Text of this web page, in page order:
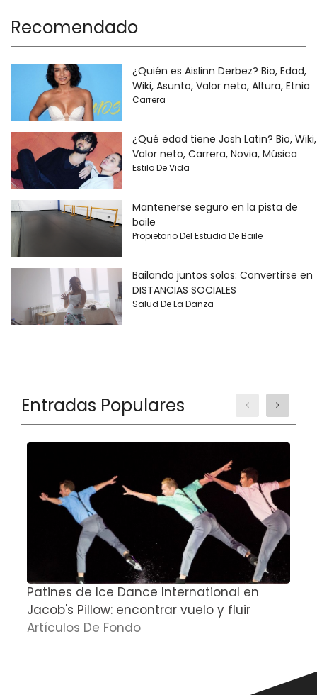
Recomendado
¿Quién es Aislinn Derbez? Bio, Edad,
Wiki, Asunto, Valor neto, Altura, Etnia
Carrera
¿Qué edad tiene Josh Latin? Bio, Wiki,
Valor neto, Carrera, Novia, Música
Estilo De Vida
Mantenerse seguro en la pista de
baile
Propietario Del Estudio De Baile
Bailando juntos solos: Convertirse en
DISTANCIAS SOCIALES
Salud De La Danza
Entradas Populares
Patines de Ice Dance International en
Jacob's Pillow: encontrar vuelo y fluir
Artículos De Fondo